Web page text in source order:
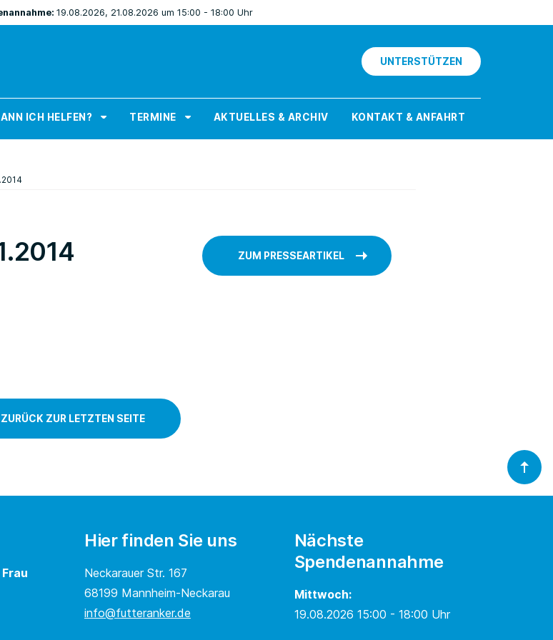
19.08.2026, 21.08.2026 um 15:00 - 18:00 Uhr
UNTERSTÜTZEN
ICH HELFEN? TERMINE AKTUELLES & ARCHIV KONTAKT & ANFAHRT
ZUM PRESSEARTIKEL
ZURÜCK ZUR LETZTEN SEITE
Hier finden Sie uns
Neckarauer Str. 167
68199 Mannheim-Neckarau
info@futteranker.de
Nächste
Spendenannahme
Mittwoch:
19.08.2026 15:00 - 18:00 Uhr